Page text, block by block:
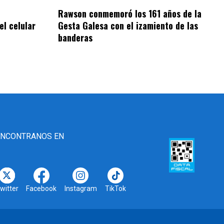
celular
Rawson conmemoró los 161 años de la
Gesta Galesa con el izamiento de las
banderas
EN
Facebook Instagram TikTok